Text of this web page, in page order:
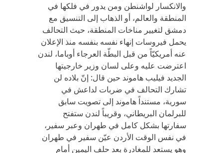
والانكسار لواشنطن ومن يدور في فلكها في
المنطقة والعالم، أو الذهاب إلى التنسيق مع
دمشق لتغيير مناخات المنطقة، حيث التحالف
يحمل فيروسات إنهاء نفسه بنفسه منذ الإعلان
عنه أمريكيّاً من قبل البطّة العرجاء أوباما، لندن
اعترضت عليه وعلى لسان وزير خارجيتها
الجديد فيليب هاموند حين قال: إنّ بلاده لن
تشارك التحالف في ضربات لداعش في
سورية، مستنداً هاموند إلى تصويت سابق
للبرلمان البريطاني، وقريباً لندن ستفتح
سفارتها بشكل كامل في طهران وعبر سفير،
في نفس الوقت الأردن عيّن سفير في طهران
وهو يستعد للمغادرة بعد حلف اليمين أمام